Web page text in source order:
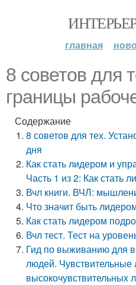
главная
8 советов для
границы
Содержание
8 советов для тех.
дня
Как стать лидером и
Часть 1 из 2: Как стать
Вчл книги. ВЧЛ:
Что значит быть
Как стать лидером
Вчл тест. Тест на
Гид по выживанию для
людей.
высокочувствительных